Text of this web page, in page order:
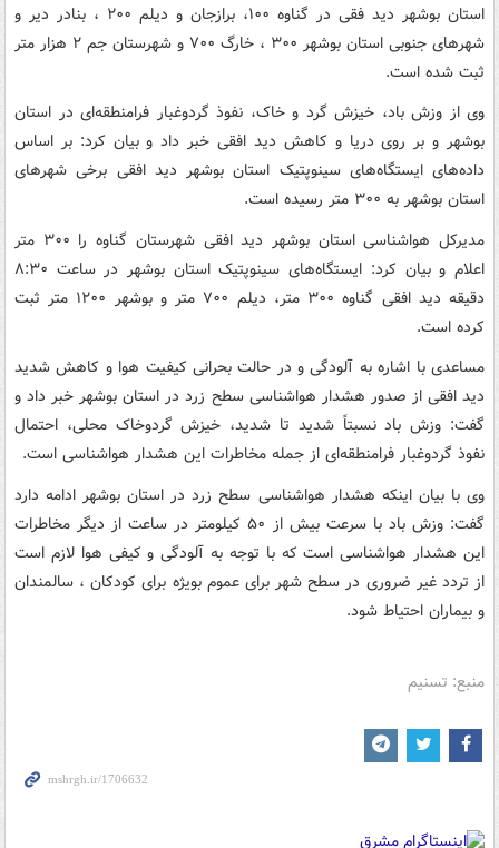
استان بوشهر دید فقی در گناوه ۱۰۰، برازجان و دیلم ۲۰۰ ، بنادر دیر و
شهرهای جنوبی استان بوشهر ۳۰۰ ، خارگ ۷۰۰ و شهرستان جم ۲ هزار متر
ثبت شده است.
وی از وزش باد، خیزش گرد و خاک، نفوذ گردوغبار فرامنطقه‌ای در استان
بوشهر و بر روی دریا و کاهش دید افقی خبر داد و بیان کرد: بر اساس
داده‌های ایستگاه‌های سینوپتیک استان بوشهر دید افقی برخی شهرهای
استان بوشهر به ۳۰۰ متر رسیده است.
مدیرکل هواشناسی استان بوشهر دید افقی شهرستان گناوه را ۳۰۰ متر
اعلام و بیان کرد: ایستگاه‌های سینوپتیک استان بوشهر در ساعت ۸:۳۰
دقیقه دید افقی گناوه ۳۰۰ متر، دیلم ۷۰۰ متر و بوشهر ۱۲۰۰ متر ثبت
کرده است.
مساعدی با اشاره به آلودگی و در حالت بحرانی کیفیت هوا و کاهش شدید
دید افقی از صدور هشدار هواشناسی سطح زرد در استان بوشهر خبر داد و
گفت: وزش باد نسبتاً شدید تا شدید، خیزش گردوخاک محلی، احتمال
نفوذ گردوغبار فرامنطقه‌ای از جمله مخاطرات این هشدار هواشناسی است.
وی با بیان اینکه هشدار هواشناسی سطح زرد در استان بوشهر ادامه دارد
گفت: وزش باد با سرعت بیش از ۵۰ کیلومتر در ساعت از دیگر مخاطرات
این هشدار هواشناسی است که با توجه به آلودگی و کیفی هوا لازم است
از تردد غیر ضروری در سطح شهر برای عموم بویژه برای کودکان ، سالمندان
و بیماران احتیاط شود.
منبع: تسنیم